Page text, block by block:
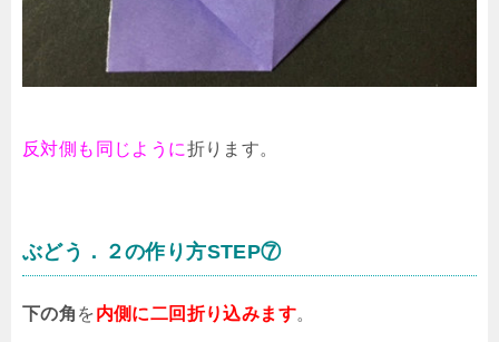
反対側も同じように折ります。
ぶどう．２の作り方STEP⑦
下の角 を内側に二回折り込みます。